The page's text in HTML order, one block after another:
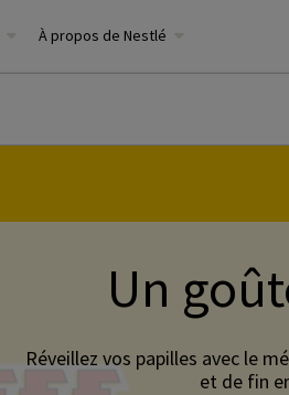
À propos de Nestlé
Un
Réveillez vos papilles avec le
et de fin